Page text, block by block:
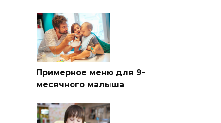
Примерное меню для 9-
месячного малыша